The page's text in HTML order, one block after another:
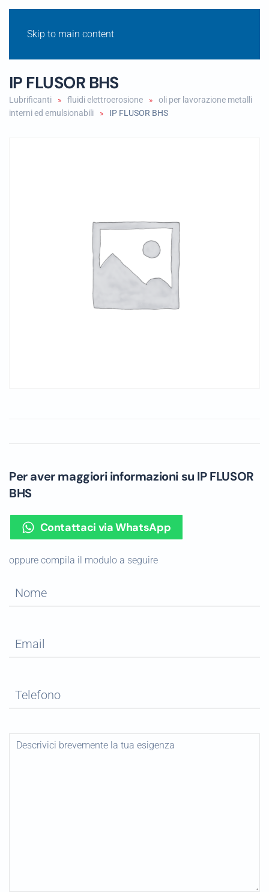
Skip to main content
IP FLUSOR BHS
Lubrificanti fluidi elettroerosione
oli per lavorazione metalli
interni ed emulsionabili
IP FLUSOR BHS
Per aver maggiori informazioni su IP FLUSOR
BHS
Contattaci via WhatsApp
oppure compila il modulo a seguire